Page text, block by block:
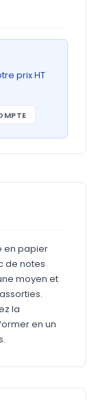
prix HT
en papier
de notes
moyen et
la
en un